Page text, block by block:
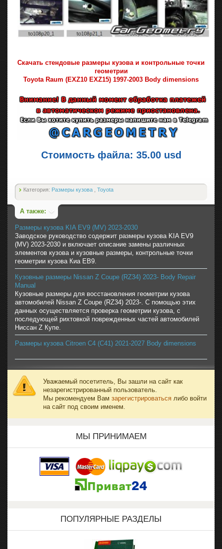
Скачать стендовые размеры кузова и контрольные точки
геометрии
Toyota Raum (EXZ10 EXZ15) 1997-2003 Body dimensions
Стоимость файла: 35.00 usd
Категория: Размеры кузова Toyota
А также:
Размеры кузова KIA EV9 (MV) 2023-2030
Заводское руководство содержит размеры кузова KIA EV9
(MV) 2023-2030 и включает описание замены различных
элементов кузова и кузовные размеры, контрольные точки
геометрии кузова Киа ЕВ9.
Кузовные размеры Nissan Z Coupe (RZ34) 2023- Body Repair
Manual
Кузовные размеры для восстановления геометрии кузова
автомобилей Nissan Z Coupe (RZ34) 2023-. С помощью этих
данных осуществляется проверка геометрии кузова, с
последующей рихтовкой поврежденных частей автомобилей
Ниссан Z Купе.
Размеры кузова Citroen C4 (C41) 2021-2027 Body dimensions
Уважаемый посетитель, Вы зашли на сайт как
незарегистрированный пользователь.
Мы рекомендуем Вам зарегистрироваться либо войти
на сайт под своим именем.
МЫ ПРИНИМАЕМ
ПОПУЛЯРНЫЕ РАЗДЕЛЫ